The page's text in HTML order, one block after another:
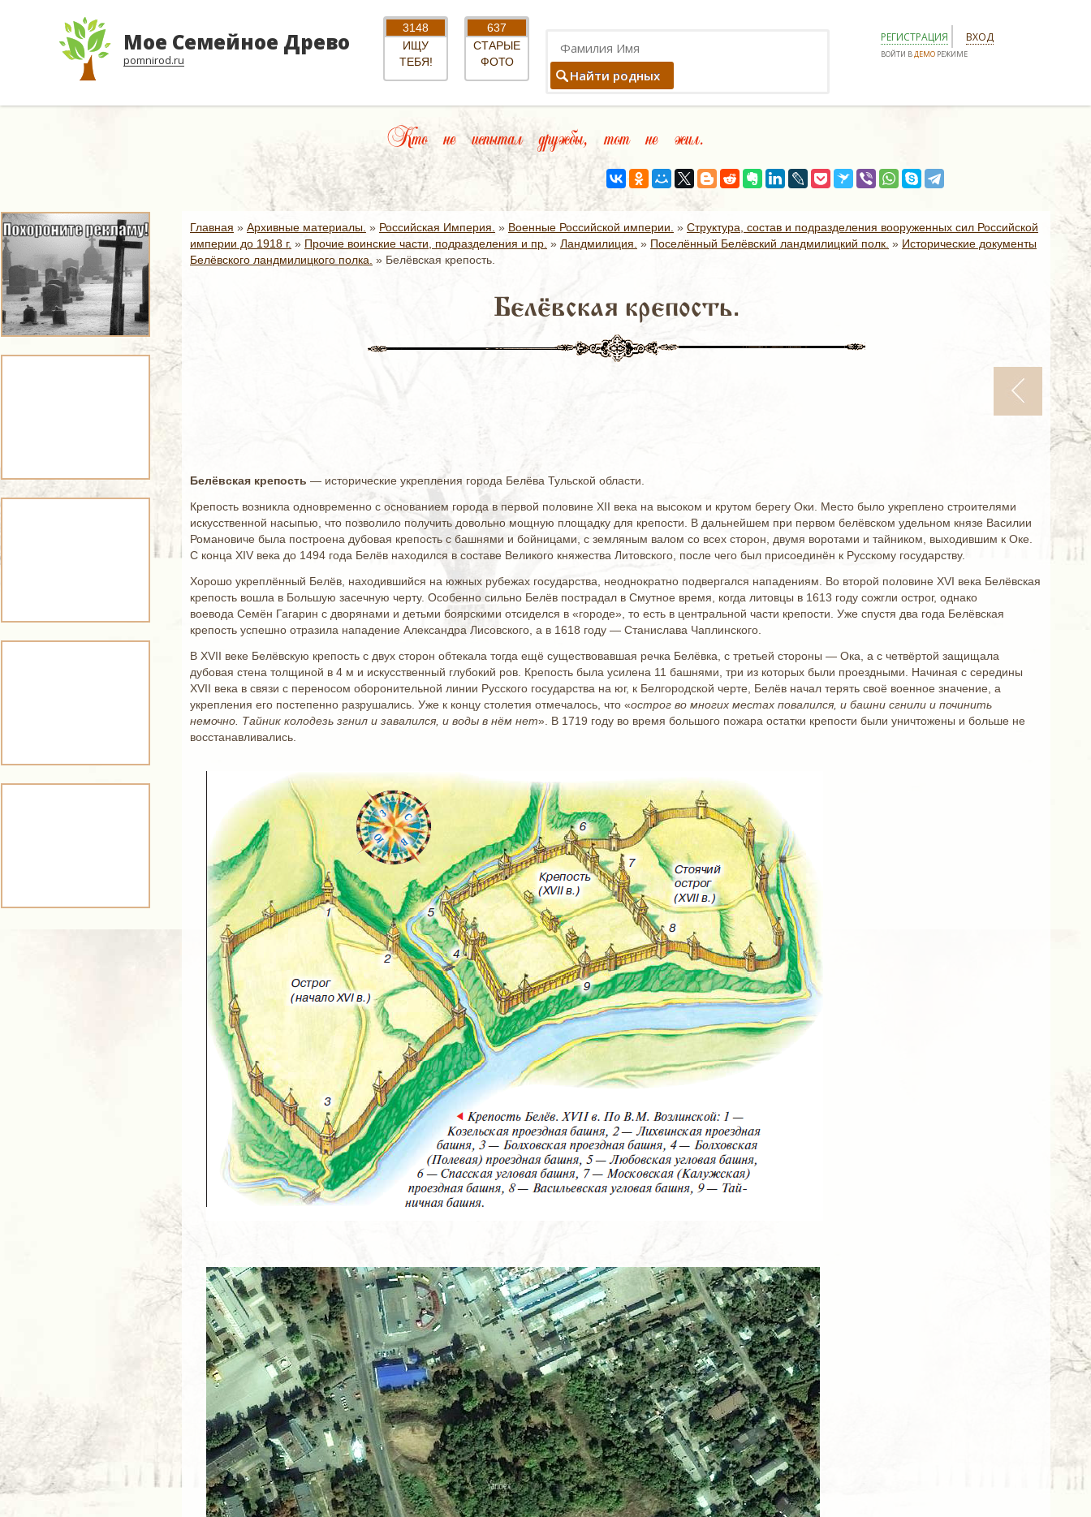
Мое Семейное Древо
pomnirod.ru
3148
ИЩУ
ТЕБЯ!
637
СТАРЫЕ
ФОТО
Найти родных
РЕГИСТРАЦИЯ ВХОД
ВОЙТИ ВДЕМО РЕЖИМЕ
Кто не испытал дружбы, тот не жил.
Главная » Архивные материалы. » Российская Империя. » Военные Российской империи. » Структура, состав и подразделения вооруженных сил Российской
империи до 1918 г. » Прочие воинские части, подразделения и пр. » Ландмилиция. » Поселённый Белёвский ландмилицкий полк. » Исторические документы
Белёвского ландмилицкого полка. » Белёвская крепость.
Белёвская крепость.
Белёвская крепость — исторические укрепления города Белёва Тульской области.
Крепость возникла одновременно с основанием города в первой половине XII века на высоком и крутом берегу Оки. Место было укреплено строителями
искусственной насыпью, что позволило получить довольно мощную площадку для крепости. В дальнейшем при первом белёвском удельном князе Василии
Романовиче была построена дубовая крепость с башнями и бойницами, с земляным валом со всех сторон, двумя воротами и тайником, выходившим к Оке.
С конца XIV века до 1494 года Белёв находился в составе Великого княжества Литовского, после чего был присоединён к Русскому государству.
Хорошо укреплённый Белёв, находившийся на южных рубежах государства, неоднократно подвергался нападениям. Во второй половине XVI века Белёвская
крепость вошла в Большую засечную черту. Особенно сильно Белёв пострадал в Смутное время, когда литовцы в 1613 году сожгли острог, однако
воевода Семён Гагарин с дворянами и детьми боярскими отсиделся в «городе», то есть в центральной части крепости. Уже спустя два года Белёвская
крепость успешно отразила нападение Александра Лисовского, а в 1618 году — Станислава Чаплинского.
В XVII веке Белёвскую крепость с двух сторон обтекала тогда ещё существовавшая речка Белёвка, с третьей стороны — Ока, а с четвёртой защищала
дубовая стена толщиной в 4 м и искусственный глубокий ров. Крепость была усилена 11 башнями, три из которых были проездными. Начиная с середины
XVII века в связи с переносом оборонительной линии Русского государства на юг, к Белгородской черте, Белёв начал терять своё военное значение, а
укрепления его постепенно разрушались. Уже к концу столетия отмечалось, что «острог во многих местах повалился, и башни сгнили и починить
немочно. Тайник колодезь згнил и завалился, и воды в нём нет». В 1719 году во время большого пожара остатки крепости были уничтожены и больше не
восстанавливались.